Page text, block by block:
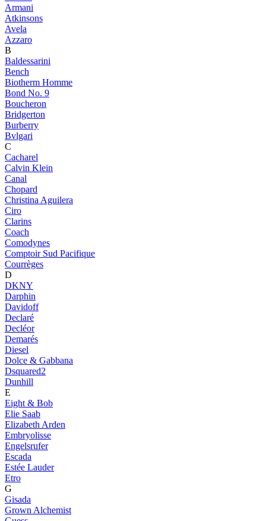
Armani
Atkinsons
Avela
Azzaro
B
Baldessarini
Bench
Biotherm Homme
Bond No. 9
Boucheron
Bridgerton
Burberry
Bvlgari
C
Cacharel
Calvin Klein
Canal
Chopard
Christina Aguilera
Ciro
Clarins
Coach
Comodynes
Comptoir Sud Pacifique
Courrèges
D
DKNY
Darphin
Davidoff
Declaré
Decléor
Demarés
Diesel
Dolce & Gabbana
Dsquared2
Dunhill
E
Eight & Bob
Elie Saab
Elizabeth Arden
Embryolisse
Engelsrufer
Escada
Estée Lauder
Etro
G
Gisada
Grown Alchemist